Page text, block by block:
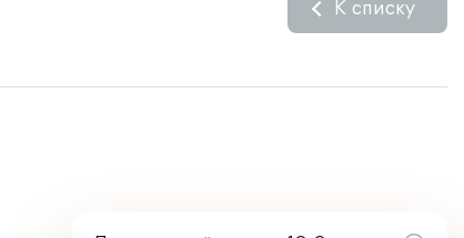
К списку